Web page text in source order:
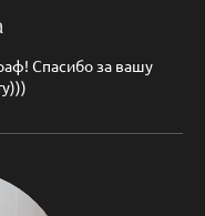
Спасибо за вашу